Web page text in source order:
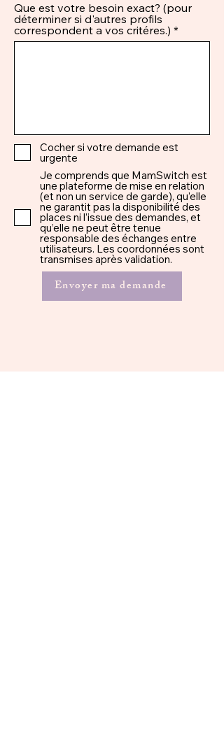
Que est votre besoin exact? (pour
déterminer si d'autres profils
correspondent a vos critéres.)
Cocher si votre demande est
urgente
Je comprends que MamSwitch est
une plateforme de mise en relation
(et non un service de garde), qu’elle
ne garantit pas la disponibilité des
places ni l’issue des demandes, et
qu’elle ne peut être tenue
responsable des échanges entre
utilisateurs. Les coordonnées sont
transmises après validation.
Envoyer ma demande